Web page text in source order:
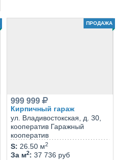
ПРОДАЖА
Кирпичный гараж
ул. Владивостокская, д. 30,
кооператив Гаражный
кооператив
999 999
S: 26.50 м2
За м2: 37 736 руб